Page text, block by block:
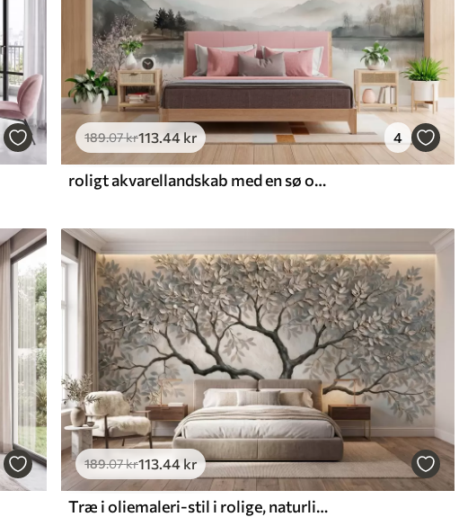
189.07kr113.44kr 4
roligt akvarellandskab med en sø og et blomstrende træ
189.07kr113 .44 kr
Træ i oliemaleri-stil i rolige, naturlige grå-beige nuancer